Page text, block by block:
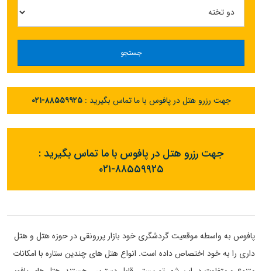
جستجو
جهت رزرو هتل در پافوس با ما تماس بگیرید :۰۲۱-۸۸۵۵۹۹۲۵
جهت رزرو هتل در پافوس با ما تماس بگیرید :
۰۲۱-۸۸۵۵۹۹۲۵
پافوس به واسطه موقعیت گردشگری خود بازار پررونقی در حوزه هتل و هتل
داری را به خود اختصاص داده است. انواع هتل های چندین ستاره با امکانات